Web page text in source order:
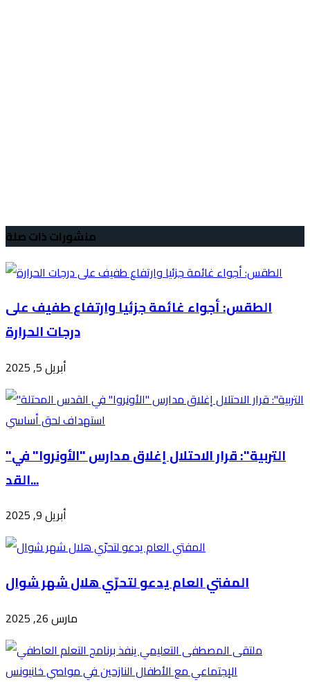
منشورات ذات صلة
الطقس: أجواء غائمة جزئيا وارتفاع طفيف على
درجات الحرارة
أبريل 5, 2025
"التربية": قرار الاحتلال إغلاق مدارس "الأونروا" في
القد...
أبريل 9, 2025
المفتي العام يدعو لتحرّي هلال شهر شوال
مارس 26, 2025